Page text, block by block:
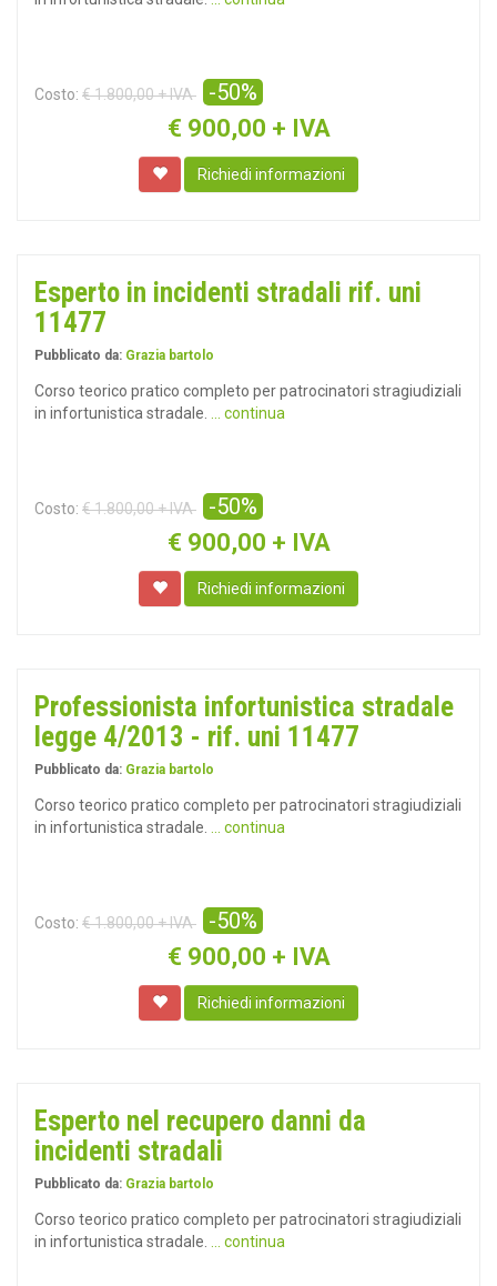
Costo: € 1.800,00 + IVA -50%
€ 900,00 + IVA
Richiedi informazioni
Esperto in incidenti stradali rif. uni
11477
Pubblicato da: Grazia bartolo
Corso teorico pratico completo per patrocinatori stragiudiziali
in infortunistica stradale.
... continua
Costo: € 1.800,00 + IVA -50%
€ 900,00 + IVA
Richiedi informazioni
Professionista infortunistica stradale
legge 4/2013 - rif. uni 11477
Pubblicato da: Grazia bartolo
Corso teorico pratico completo per patrocinatori stragiudiziali
in infortunistica stradale.
... continua
Costo: € 1.800,00 + IVA -50%
€ 900,00 + IVA
Richiedi informazioni
Esperto nel recupero danni da
incidenti stradali
Pubblicato da: Grazia bartolo
Corso teorico pratico completo per patrocinatori stragiudiziali
in infortunistica stradale.
... continua